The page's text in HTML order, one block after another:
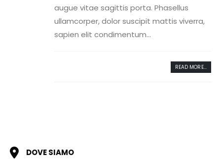
augue vitae sagittis porta. Phasellus
ullamcorper, dolor suscipit mattis viverra,
sapien elit condimentum...
READ MORE...
DOVE SIAMO